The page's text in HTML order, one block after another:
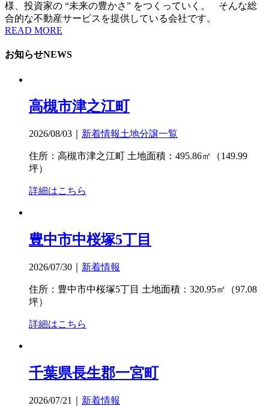
様、投資家の “未来の豊かさ” をつくっていく。 そんな総
合的な不動産サービスを提供している会社です。
READ MORE
お知らせNEWS
高槻市津之江町
2026/08/03 新着情報土地分譲一覧
住所：高槻市津之江町 土地面積：495.86㎡（149.99
坪）
詳細はこちら
豊中市中桜塚5丁目
2026/07/30 新着情報
住所：豊中市中桜塚5丁目 土地面積：320.95㎡（97.08
坪）
詳細はこちら
千葉県長生郡一宮町
2026/07/21 新着情報